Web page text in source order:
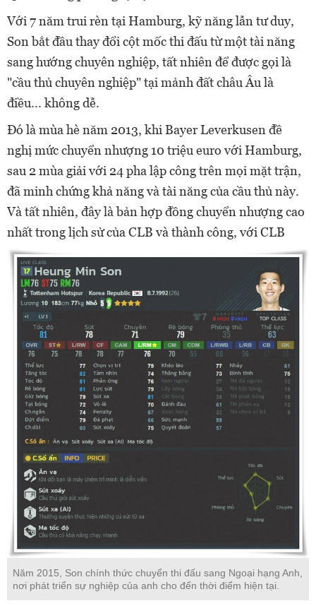
Với 7 năm trui rèn tại Hamburg, kỹ năng lẫn tư duy,
Son bắt đầu thay đổi cột mốc thi đấu từ một tài năng
sang hướng chuyên nghiệp, tất nhiên để được gọi là
"cầu thủ chuyên nghiệp" tại mảnh đất châu Âu là
điều... không dễ.
Đó là mùa hè năm 2013, khi Bayer Leverkusen đề
nghị mức chuyển nhượng 10 triệu euro với Hamburg,
sau 2 mùa giải với 24 pha lập công trên mọi mặt trận,
đã minh chứng khả năng và tài năng của cầu thủ này.
Và tất nhiên, đây là bản hợp đồng chuyển nhượng cao
nhất trong lịch sử của CLB và thành công, với CLB
Năm 2015, Son chính thức chuyển thi đấu sang Ngoại hạng Anh,
nơi phát triển sự nghiệp của anh cho đến thời điểm hiện tại.